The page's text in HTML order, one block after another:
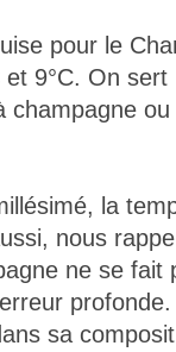
pour le
9°C. On
champagne
la
nous
ne se
sa